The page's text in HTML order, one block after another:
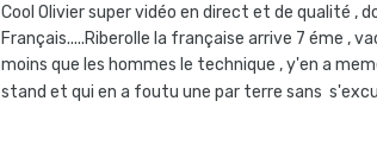
Cool Olivier super vidéo en direct et de qualité ,
Français.....Riberolle la française arrive 7 éme ,
moins que les hommes le technique , y'en a
stand et qui en a foutu une par terre sans